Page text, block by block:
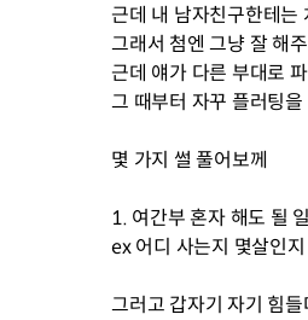
근데 내 남자친구한테는
그래서 첨엔 그냥 잘 해
근데 얘가 다른 부대로
그 때부터 자꾸 플러팅을
몇 가지 썰 풀어보께
1. 여간부 혼자 해도 될
ex 어디 사는지 몇살인
그러고 갑자기 자기 힘